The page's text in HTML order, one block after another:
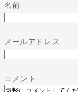
名前
メールアドレス
コメント